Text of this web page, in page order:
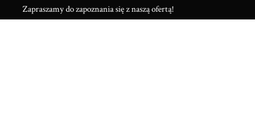
Zapraszamy do zapoznania się z naszą ofertą!